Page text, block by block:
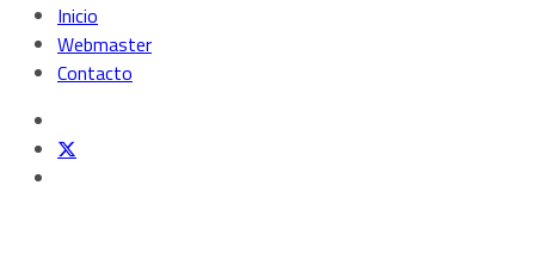
Inicio
Webmaster
Contacto